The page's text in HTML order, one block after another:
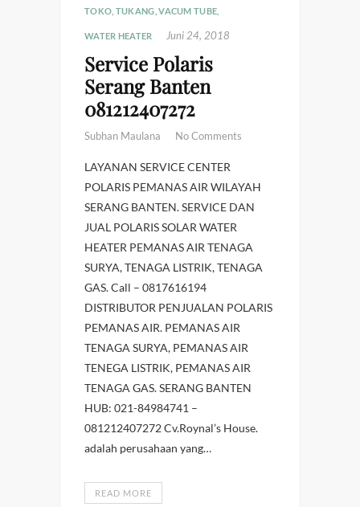
TOKO TUKANG ,VACUM TUBE
WATER HEATER Juni 24, 2018
Service Polaris
Serang Banten
081212407272
Subhan Maulana No Comments
LAYANAN SERVICE CENTER
POLARIS PEMANAS AIR WILAYAH
SERANG BANTEN. SERVICE DAN
JUAL POLARIS SOLAR WATER
HEATER PEMANAS AIR TENAGA
SURYA, TENAGA LISTRIK, TENAGA
GAS. Call – 0817616194
DISTRIBUTOR PENJUALAN POLARIS
PEMANAS AIR. PEMANAS AIR
TENAGA SURYA, PEMANAS AIR
TENEGA LISTRIK, PEMANAS AIR
TENAGA GAS. SERANG BANTEN
HUB: 021-84984741 –
081212407272 Cv.Roynal’s House.
adalah perusahaan yang…
READ MORE